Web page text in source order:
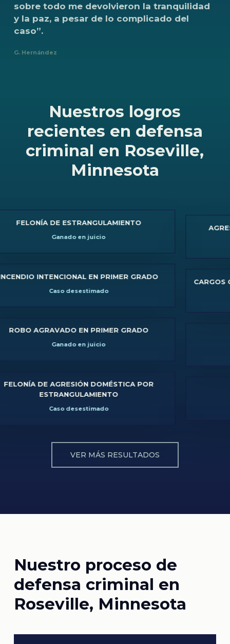
sobre todo me devolvieron la tranquilidad
y la paz, a pesar de lo complicado del
caso”.
G. Hernández
Nuestros logros
recientes en defensa
criminal en Roseville,
Minnesota
DE ESTRANGULAMIENTO
Ganado en juicio
INTENCIONAL EN PRIMER GRADO
Caso desestimado
AGRAVADO EN PRIMER GRADO
Ganado en juicio
DE AGRESIÓN DOMÉSTICA POR
ESTRANGULAMIENTO
Caso desestimado
AGRESIÓN
CARGOS
VER MÁS RESULTADOS
Nuestro proceso de
defensa criminal en
Roseville, Minnesota